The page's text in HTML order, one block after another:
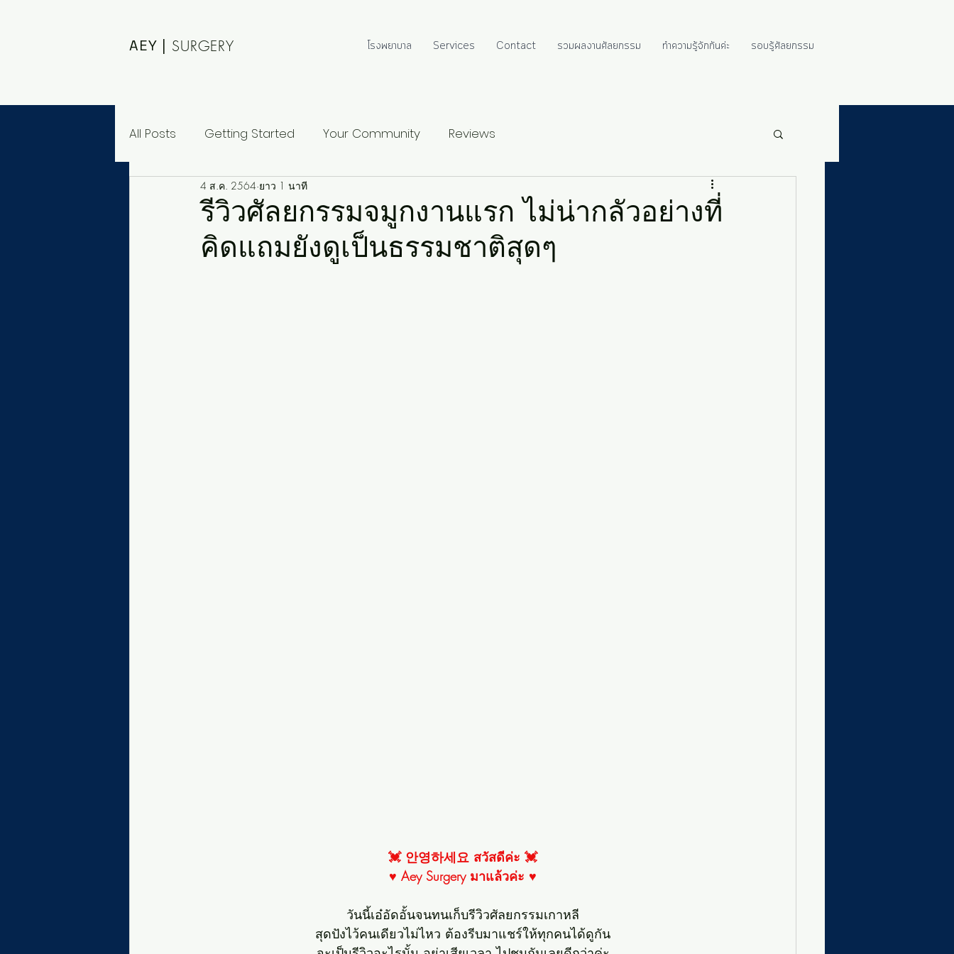
AEY | SURGERY โรงพยาบาล Services Contact รวมผลงานศัลยกรรม ทำความรู้จักกันค่ะ รอบรู้ศัลยกรรม
All Posts Getting Started Your Community Reviews
รีวิวศัลยกรรมจมูกงานแรก ไม่น่ากลัวอย่างที่
คิดแถมยังดูเป็นธรรมชาติสุดๆ
4 ส.ค. 2564 ยาว 1 นาที
💓 안영하세요 สวัสดีค่ะ 💓
♥ Aey Surgery มาแล้วค่ะ ♥
วันนี้เอ๋อัดอั้นจนทนเก็บรีวิวศัลยกรรมเกาหลี
สุดปังไว้คนเดียวไม่ไหว ต้องรีบมาแชร์ให้ทุกคนได้ดูกัน